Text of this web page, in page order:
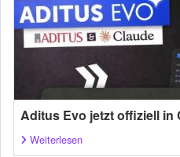
Aditus Evo jetzt offiziell in
Weiterlesen